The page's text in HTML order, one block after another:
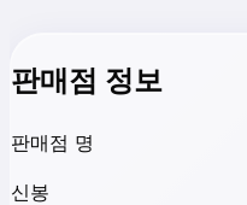
판매점 정보
판매점 명
신봉